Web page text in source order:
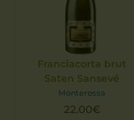
Franciacorta brut
Saten Sansevé
22.00€
Monterossa